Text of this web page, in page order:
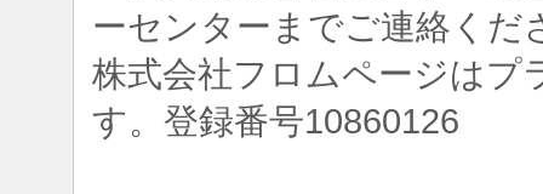
ーセンターまでご連絡くだ
株式会社フロムページはプ
す。登録番号10860126